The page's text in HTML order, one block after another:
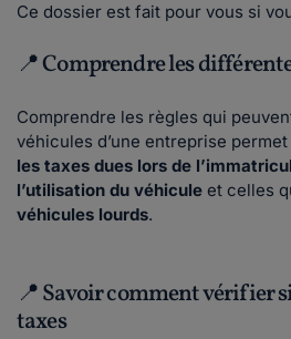
Ce dossier est fait pour vous si
📍 Comprendre les
Comprendre les règles qui
véhicules d’une entreprise
les taxes dues lors de
l’utilisation du véhicule et celles
véhicules lourds.
📍 Savoir comment vérifier
taxes